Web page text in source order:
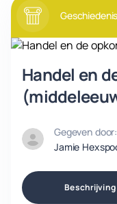
Geschiedenis
Handel en
Gegeven door:
Jamie
Beschrijving